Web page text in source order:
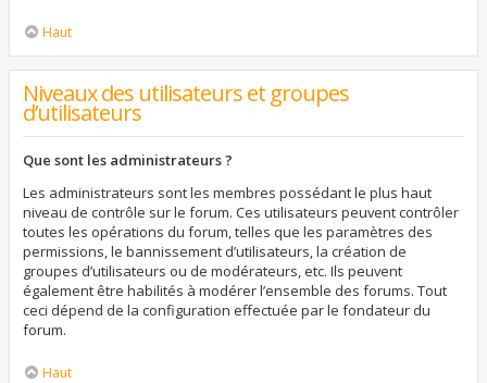
Haut
Niveaux des utilisateurs et groupes
d’utilisateurs
Que sont les administrateurs ?
Les administrateurs sont les membres possédant le plus haut
niveau de contrôle sur le forum. Ces utilisateurs peuvent contrôler
toutes les opérations du forum, telles que les paramètres des
permissions, le bannissement d’utilisateurs, la création de
groupes d’utilisateurs ou de modérateurs, etc. Ils peuvent
également être habilités à modérer l’ensemble des forums. Tout
ceci dépend de la configuration effectuée par le fondateur du
forum.
Haut